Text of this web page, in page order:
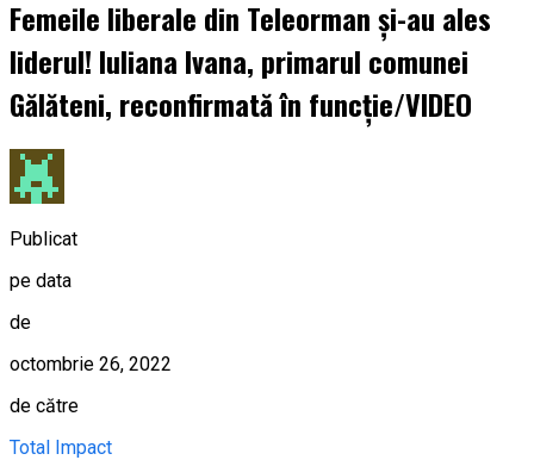
Femeile liberale din Teleorman și-au ales
liderul! Iuliana Ivana, primarul comunei
Gălăteni, reconfirmată în funcție/VIDEO
Publicat
pe data
de
octombrie 26, 2022
de către
Total Impact